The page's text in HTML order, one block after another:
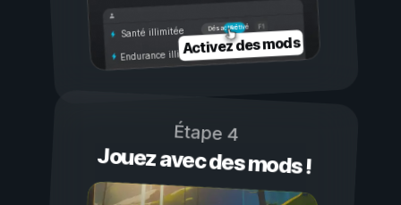
Activé
Désactivé
Santé illimitée
Endurance illimitéeActivez des mods
Étape 4
Jouez avec des mods !